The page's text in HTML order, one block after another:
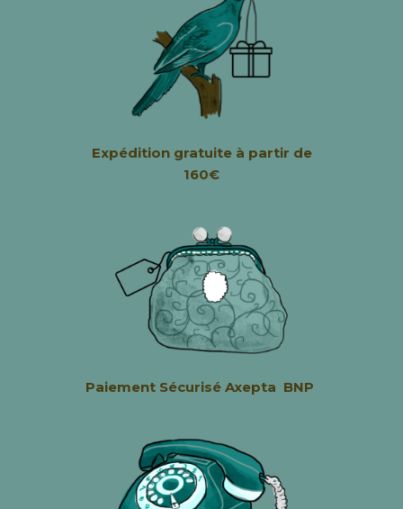
Expédition gratuite à partir de
160€
Paiement Sécurisé Axepta BNP